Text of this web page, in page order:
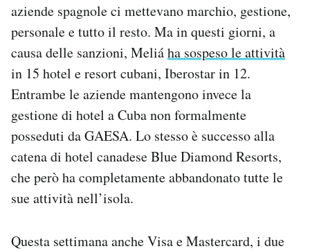
aziende spagnole ci mettevano marchio, gestione,
personale e tutto il resto. Ma in questi giorni, a
causa delle sanzioni, Meliáha sospeso le attività
in 15 hotel e resort cubani, Iberostar in 12.
Entrambe le aziende mantengono invece la
gestione di hotel a Cuba non formalmente
posseduti da GAESA. Lo stesso è successo alla
catena di hotel canadese Blue Diamond Resorts,
che però ha completamente abbandonato tutte le
sue attività nell’isola.
Questa settimana anche Visa e Mastercard, i due